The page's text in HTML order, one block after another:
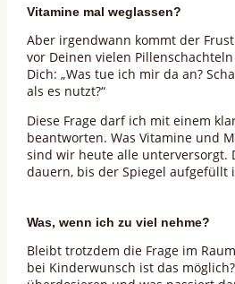
Vitamine mal weglassen?
Aber irgendwann kommt der
vor Deinen vielen
Dich: „Was tue ich mir da an?
als es nutzt?“
Diese Frage darf ich mit einem
beantworten. Was Vitamine und
sind wir heute alle unterversorgt.
dauern, bis der Spiegel aufgefüllt
Was, wenn ich zu viel nehme?
Bleibt trotzdem die Frage im
bei Kinderwunsch ist das